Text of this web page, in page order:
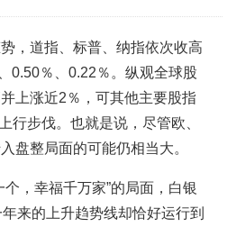
沥青期货连续两日涨逾3% 沪银及两粕涨
恒生聚源：北斗收官之星发射成功，全产
济安金信：中国基金市场数据分析周报（
，道指、标普、纳指依次收高
0.50％、0.22％。纵观全球股
上涨近2％，可其他主要股指
行步伐。也就是说，尽管欧、
盘整局面的可能仍相当大。
，幸福千万家”的局面，白银
来的上升趋势线却恰好运行到